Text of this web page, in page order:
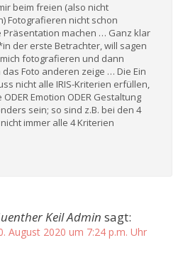
beim freien (also nicht
Fotografieren nicht schon
Präsentation machen … Ganz klar
der erste Betrachter, will sagen
fotografieren und dann
Foto anderen zeige … Die Ein
nicht alle IRIS-Kriterien erfüllen,
Emotion ODER Gestaltung
sein; so sind z.B. bei den 4
immer alle 4 Kriterien
Keil Admin sagt:
August 2020 um 7:24 p.m. Uhr